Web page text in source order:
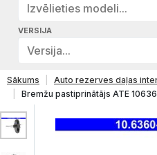
Izvēlieties modeli...
VERSIJA
Versija...
Sākums
Auto rezerves daļas
Bremžu pastiprinātājs ATE